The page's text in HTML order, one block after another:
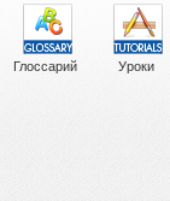
Глоссарий Уроки